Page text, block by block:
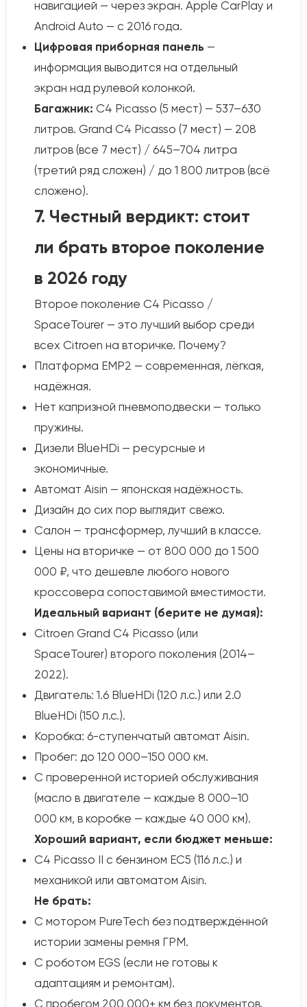
навигацией — через экран. Apple CarPlay и
Android Auto — с 2016 года.
Цифровая приборная панель —
информация выводится на отдельный
экран над рулевой колонкой.
Багажник: C4 Picasso (5 мест) — 537–630
литров. Grand C4 Picasso (7 мест) — 208
литров (все 7 мест) / 645–704 литра
(третий ряд сложен) / до 1 800 литров (всё
сложено).
7. Честный вердикт: стоит
ли брать второе поколение
в 2026 году
Второе поколение C4 Picasso /
SpaceTourer — это лучший выбор среди
всех Citroen на вторичке. Почему?
Платформа EMP2 — современная, лёгкая,
надёжная.
Нет капризной пневмоподвески — только
пружины.
Дизели BlueHDi — ресурсные и
экономичные.
Автомат Aisin — японская надёжность.
Дизайн до сих пор выглядит свежо.
Салон — трансформер, лучший в классе.
Цены на вторичке — от 800 000 до 1 500
000 ₽, что дешевле любого нового
кроссовера сопоставимой вместимости.
Идеальный вариант (берите не думая):
Citroen Grand C4 Picasso (или
SpaceTourer) второго поколения (2014–
2022).
Двигатель: 1.6 BlueHDi (120 л.с.) или 2.0
BlueHDi (150 л.с.).
Коробка: 6-ступенчатый автомат Aisin.
Пробег: до 120 000–150 000 км.
С проверенной историей обслуживания
(масло в двигателе — каждые 8 000–10
000 км, в коробке — каждые 40 000 км).
Хороший вариант, если бюджет меньше:
C4 Picasso II с бензином EC5 (116 л.с.) и
механикой или автоматом Aisin.
Не брать:
С мотором PureTech без подтверждённой
истории замены ремня ГРМ.
С роботом EGS (если не готовы к
адаптациям и ремонтам).
С пробегом 200 000+ км без документов.